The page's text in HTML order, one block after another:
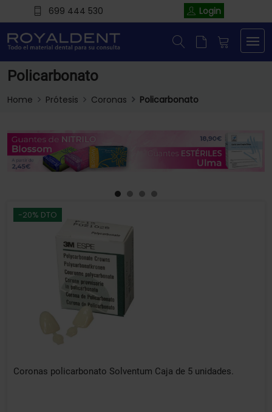
699 444 530 Login
Policarbonato
Home Prótesis Coronas Policarbonato
-20% DTO
Coronas policarbonato Solventum Caja de 5 unidades.